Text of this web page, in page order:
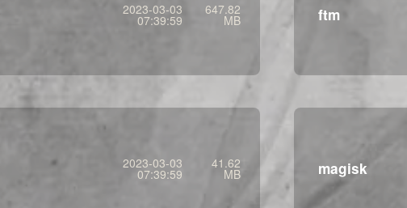
2023-03-03
07:39:59
647.82
MB ftm
2023-03-03
07:39:59
41.62
MB magisk